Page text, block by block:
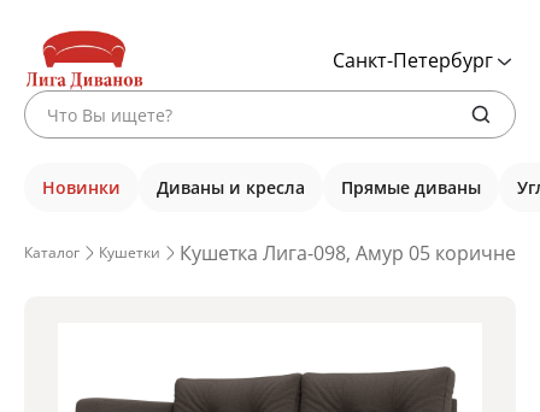
Санкт-Петербург
Новинки Диваны и кресла Прямые диваны
Каталог Кушетки Кушетка Лига-098, Амур 05